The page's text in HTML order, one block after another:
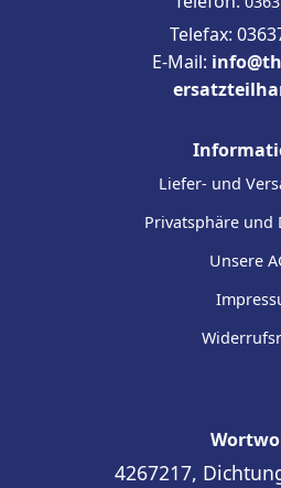
Telefax:
E-Mail:
Liefer- und
Privatsphäre und
Unsere
4267217,